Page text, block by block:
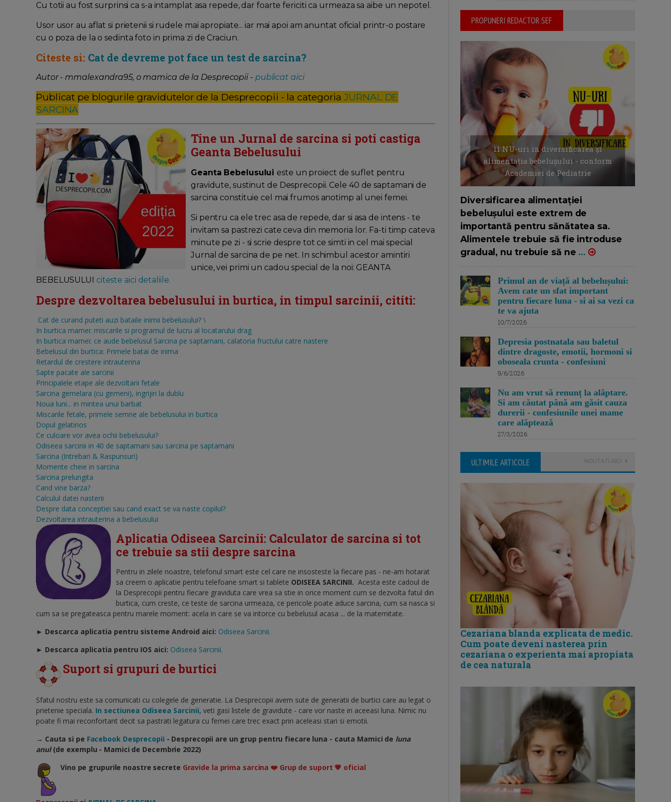
Cu totii au fost surprinsi ca s-a intamplat asa repede, dar foarte fericiti ca urmeaza sa aibe un nepotel.
Usor usor au aflat si prietenii si rudele mai apropiate... iar mai apoi am anuntat oficial printr-o postare
cu o poza de la o sedinta foto in prima zi de Craciun.
Citeste si: Cat de devreme pot face un test de sarcina?
Autor - mmalexandra95, o mamica de la Desprecopii - publicat aici
Publicat pe blogurile gravidutelor de la Desprecopii - la categoriaJURNAL DE
SARCINA
Tine un Jurnal de sarcina si poti castiga
Geanta Bebelusului
Geanta Bebelusului este un proiect de suflet pentru
gravidute, sustinut de Desprecopii. Cele 40 de saptamani de
sarcina constituie cel mai frumos anotimp al unei femei.
Si pentru ca ele trec asa de repede, dar si asa de intens - te
invitam sa pastrezi cate ceva din memoria lor. Fa-ti timp cateva
minute pe zi - si scrie despre tot ce simti in cel mai special
Jurnal de sarcina de pe net. In schimbul acestor amintiri
unice, vei primi un cadou special de la noi: GEANTA
BEBELUSULUI citeste aici detaliile.
Despre dezvoltarea bebelusului in burtica, in timpul sarcinii, cititi:
Cat de curand puteti auzi bataile inimii bebelusului? \
In burtica mamei: miscarile si programul de lucru al locatarului drag
In burtica mamei: ce aude bebelusul Sarcina pe saptamani, calatoria fructului catre nastere
Bebelusul din burtica: Primele batai de inima
Retardul de crestere intrauterina
Sapte pacate ale sarcinii
Principalele etape ale dezvoltarii fetale
Sarcina gemelara (cu gemeni), ingrijiri la dublu
Noua luni... in mintea unui barbat
Miscarile fetale, primele semne ale bebelusului in burtica
Dopul gelatinos
Ce culoare vor avea ochii bebelusului?
Odiseea sarcinii in 40 de saptamani sau sarcina pe saptamani
Sarcina (Intrebari & Raspunsuri)
Momente cheie in sarcina
Sarcina prelungita
Cand vine barza?
Calculul datei nasterii
Despre data conceptiei sau cand exact se va naste copilul?
Dezvoltarea intrauterina a bebelusului
Aplicatia Odiseea Sarcinii: Calculator de sarcina si tot
ce trebuie sa stii despre sarcina
Pentru in zilele noastre, telefonul smart este cel care ne insosteste la fiecare pas - ne-am hotarat
sa creem o aplicatie pentru telefoane smart si tablete ODISEEA SARCINII. Acesta este cadoul de
la Desprecopii pentru fiecare graviduta care vrea sa stie in orice moment cum se dezvolta fatul din
burtica, cum creste, ce teste de sarcina urmeaza, ce pericole poate aduce sarcina, cum sa nasca si
cum sa se pregateasca pentru marele moment: acela in care se va intorce cu bebelusul acasa ... de la maternitate.
► Descarca aplicatia pentru sisteme Android aici: Odiseea Sarcinii.
► Descarca aplicatia pentru IOS aici: Odiseea Sarcinii.
Suport si grupuri de burtici
Sfatul nostru este sa comunicati cu colegele de generatie. La Desprecopii avem sute de generatii de burtici care au legat o
prietenie speciala. In sectiunea Odiseea Sarcinii, veti gasi listele de gravidute - care vor naste in aceeasi luna. Nimic nu
poate fi mai reconfortant decit sa pastrati legatura cu femei care trec exact prin aceleasi stari si emotii.
→ Cauta si pe Facebook Desprecopii - Desprecopii are un grup pentru fiecare luna - cauta Mamici de luna
anul (de exemplu - Mamici de Decembrie 2022)
Vino pe grupurile noastre secrete Gravide la prima sarcina ❤️ Grup de suport 💗 oficial
PROPUNERI REDACTOR SEF
11 NU-uri in diversificarea și
alimentația bebelușului - conform
Academiei de Pediatrie
Diversificarea alimentației
bebelușului este extrem de
importantă pentru sănătatea sa.
Alimentele trebuie să fie introduse
gradual, nu trebuie să ne ...
Primul an de viață al bebelușului:
Avem cate un sfat important
pentru fiecare luna - si ai sa vezi ca
te va ajuta
10/7/2026
Depresia postnatala sau baletul
dintre dragoste, emotii, hormoni si
oboseala crunta - confesiuni
9/6/2026
Nu am vrut să renunț la alăptare.
Si am căutat până am găsit cauza
durerii - confesiunile unei mame
care alăptează
27/3/2026
ULTIMILE ARTICOLE NOUTATI AICI
Cezariana blanda explicata de medic.
Cum poate deveni nasterea prin
cezariana o experienta mai apropiata
de cea naturala